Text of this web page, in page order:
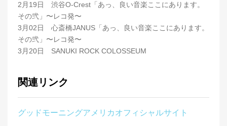
2月19日 渋谷O-Crest「あっ、良い音楽ここにあります。
その弐」〜レコ発〜
3月02日 心斎橋JANUS「あっ、良い音楽ここにあります。
その弐」〜レコ発〜
3月20日 SANUKI ROCK COLOSSEUM
関連リンク
グッドモーニングアメリカオフィシャルサイト